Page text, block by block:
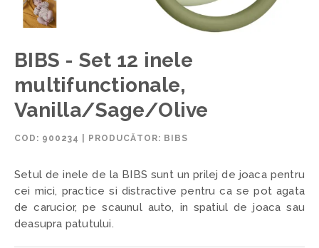
BIBS - Set 12 inele
multifunctionale,
Vanilla/Sage/Olive
COD: 900234 PRODUCĂTOR: BIBS
Setul de inele de la BIBS sunt un prilej de joaca pentru
cei mici, practice si distractive pentru ca se pot agata
de carucior, pe scaunul auto, in spatiul de joaca sau
deasupra patutului.